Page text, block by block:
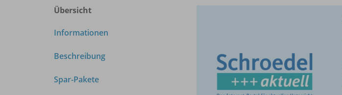
Übersicht
Informationen
Beschreibung
Spar-Pakete